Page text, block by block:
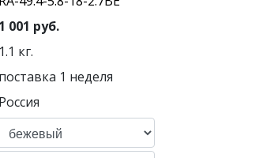
1 001 руб.
1.1 кг.
поставка 1 неделя
Россия